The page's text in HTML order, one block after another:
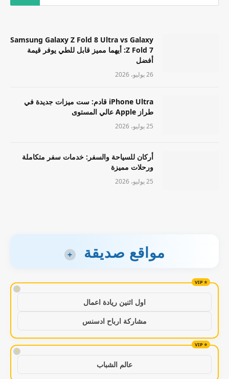
Samsung Galaxy Z Fold 8 Ultra vs Galaxy
Z Fold 7: أيهما مميز قابل للطي يوفر قيمة
أفضل
26 يوليو، 2026
iPhone Ultra قادم: ست ميزات جديدة في
طراز Apple عالي المستوى
25 يوليو، 2026
أركان للسياحة والسفر: خدمات سفر متكاملة
ورحلات مميزة
25 يوليو، 2026
مواقع صديقة +
!
اول اثنين ريادة اعمال
مشاركة ارباح ادسنس
!
عالم الشباب